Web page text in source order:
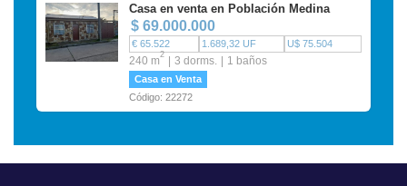
Casa en venta en Población Medina
$ 69.000.000
€ 65.522 1.689,32 UF U$ 75.504
240 m2 3 dorms. 1 baños
Casa en Venta
Código: 22272